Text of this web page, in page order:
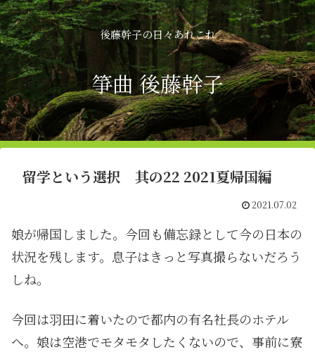
後藤幹子の日々あれこれ
箏曲 後藤幹子
留学という選択 其の22 2021夏帰国編
2021.07.02
娘が帰国しました。今回も備忘録として今の日本の
状況を残します。息子はきっと写真撮らないだろう
しね。
今回は羽田に着いたので都内の有名社長のホテル
へ。娘は空港でモタモタしたくないので、事前に寮